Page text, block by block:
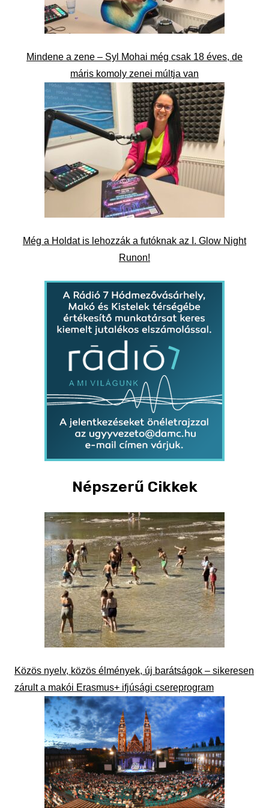
Mindene a zene – Syl Mohai még csak 18 éves, de
máris komoly zenei múltja van
Még a Holdat is lehozzák a futóknak az I. Glow Night
Runon!
Népszerű Cikkek
Közös nyelv, közös élmények, új barátságok – sikeresen
zárult a makói Erasmus+ ifjúsági csereprogram